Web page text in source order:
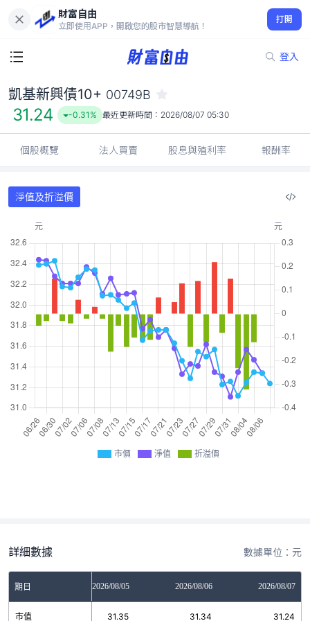
財富自由
立即使用APP，開啟您的股市智慧導航！
打開
登入
31.24
-0.31%
凱基新興債10+ 00749B
31.24 -0.31% 最近更新時間： 2026/08/07 05:30
個股概覽 法人買賣 股息與殖利率 報酬率
淨值及折溢價
市價 淨值 折溢價
詳細數據 數據單位：元
期日
2026/08/04 2026/08/05 2026/08/06 2026/08/07
市值31.25 31.35 31.34 31.24